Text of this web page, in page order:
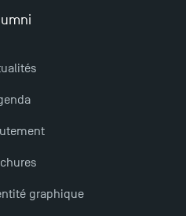
graphique